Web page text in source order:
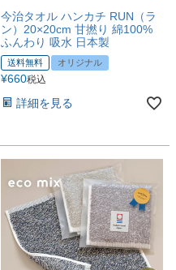
今治タオル ハンカチ RUN（ラ
ン）20×20cm 甘撚り 綿100%
ふんわり 吸水 日本製
送料無料 オリジナル
¥660税込
詳細を見る